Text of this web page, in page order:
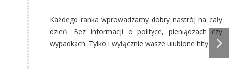
Każdego ranka wprowadzamy dobry nastrój na cały
dzień. Bez informacji o polityce, pieniądzach czy
wypadkach. Tylko i wyłącznie wasze ulubione hity.